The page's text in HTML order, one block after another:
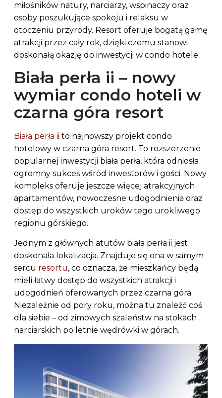
miłośników natury, narciarzy, wspinaczy oraz
osoby poszukujące spokoju i relaksu w
otoczeniu przyrody. Resort oferuje bogatą gamę
atrakcji przez cały rok, dzięki czemu stanowi
doskonałą okazję do inwestycji w condo hotele.
Biała perła ii – nowy
wymiar condo hoteli w
czarna góra resort
Biała perła ii to najnowszy projekt condo
hotelowy w czarna góra resort. To rozszerzenie
popularnej inwestycji biała perła, która odniosła
ogromny sukces wśród inwestorów i gości. Nowy
kompleks oferuje jeszcze więcej atrakcyjnych
apartamentów, nowoczesne udogodnienia oraz
dostęp do wszystkich uroków tego urokliwego
regionu górskiego.
Jednym z głównych atutów biała perła ii jest
doskonała lokalizacja. Znajduje się ona w samym
sercu resortu, co oznacza, że mieszkańcy będą
mieli łatwy dostęp do wszystkich atrakcji i
udogodnień oferowanych przez czarna góra.
Niezależnie od pory roku, można tu znaleźć coś
dla siebie – od zimowych szaleństw na stokach
narciarskich po letnie wędrówki w górach.